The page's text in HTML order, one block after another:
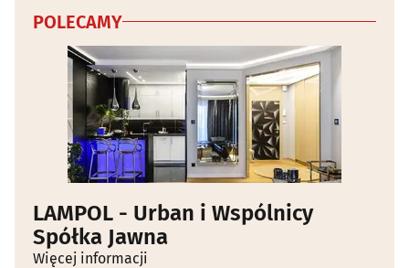
POLECAMY
LAMPOL - Urban i Wspólnicy
Spółka Jawna
Więcej informacji